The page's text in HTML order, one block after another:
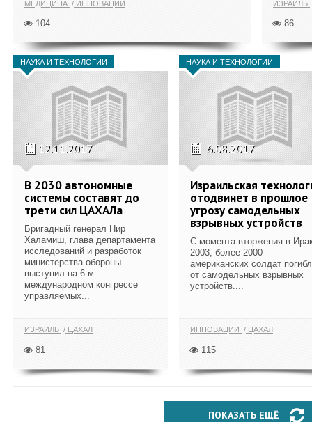
МЕДИЦИНА ИННОВАЦИИ
104
ИЗРАИЛЬ
86
НАУКА И ТЕХНОЛОГИИ
12.11.2017
В 2030 автономные
системы составят до
трети сил ЦАХАЛа
Бригадный генерал Нир
Халамиш, глава департамента
исследований и разработок
министерства обороны
выступил на 6-м
международном конгрессе
управляемых...
ИЗРАИЛЬ ЦАХАЛ
81
НАУКА И ТЕХНОЛОГИИ
6.08.2017
Израильская
отодвинет в прошлое
угрозу самодельных
взрывных устройств
С момента вторжения в
2003, более 2000
американских солдат
от самодельных взрывных
устройств....
ИННОВАЦИИ ЦАХАЛ
115
ПОКАЗАТЬ ЕЩЁ